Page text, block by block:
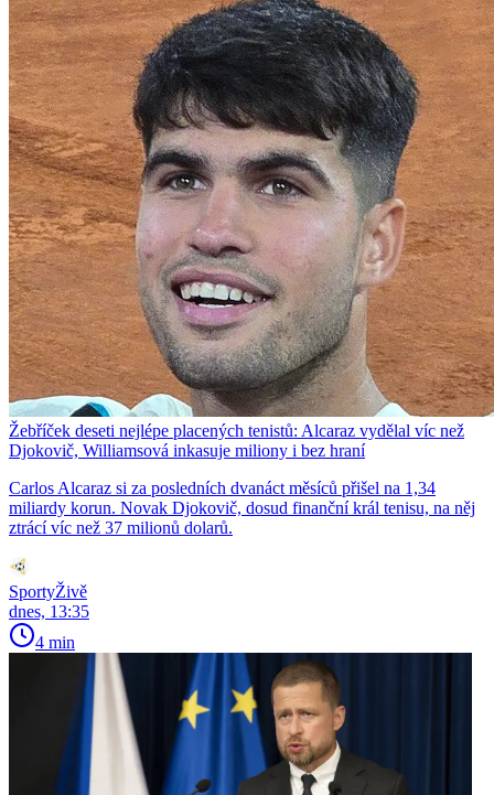
Žebříček deseti nejlépe placených tenistů: Alcaraz vydělal víc než
Djokovič, Williamsová inkasuje miliony i bez hraní
Carlos Alcaraz si za posledních dvanáct měsíců přišel na 1,34
miliardy korun. Novak Djokovič, dosud finanční král tenisu, na něj
ztrácí víc než 37 milionů dolarů.
SportyŽivě
dnes, 13:35
4 min